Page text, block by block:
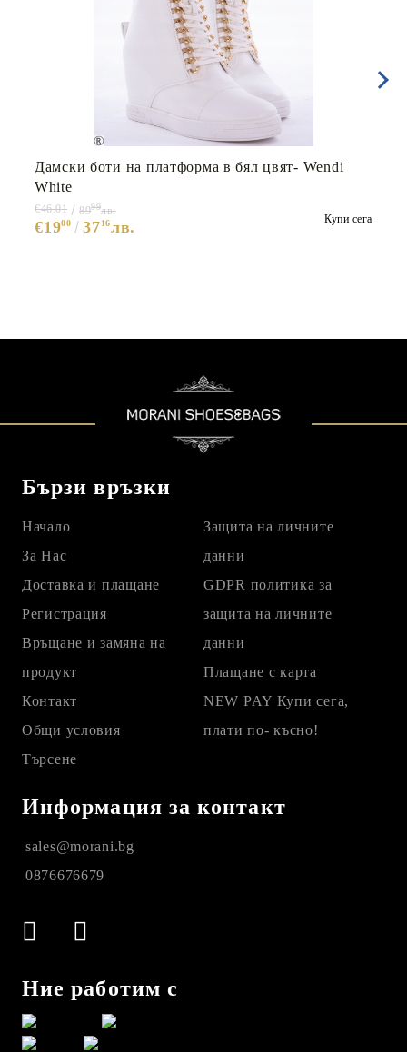
Дамски боти на платформа в бял цвят- Wendi
White
€1900 3716лв.
€46.01 8999лв.
Купи сега
Бързи връзки
Начало
За Нас
Доставка и плащане
Регистрация
Връщане и замяна на
продукт
Контакт
Общи условия
Търсене
Защита на личните
данни
GDPR политика за
защита на личните
данни
Плащане с карта
NEW PAY Купи сега,
плати по- късно!
Информация за контакт
sales@morani.bg
0876676679
Ние работим с